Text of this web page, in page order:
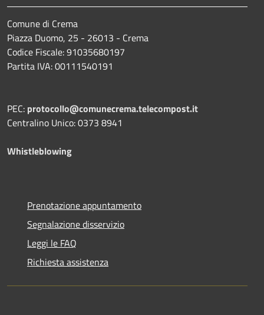
Comune di Crema
Piazza Duomo, 25 - 26013 - Crema
Codice Fiscale: 91035680197
Partita IVA: 00111540191
PEC: protocollo@comunecrema.telecompost.it
Centralino Unico: 0373 8941
Whistleblowing
Prenotazione appuntamento
Segnalazione disservizio
Leggi le FAQ
Richiesta assistenza